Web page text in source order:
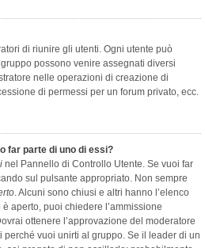
di riunire gli utenti. Ogni utente può
possono venire assegnati diversi
nelle operazioni di creazione di
di permessi per un forum privato, ecc.
far parte di uno di essi?
nel Pannello di Controllo Utente. Se vuoi far
sul pulsante appropriato. Non sempre
. Alcuni sono chiusi e altri hanno l’elenco
aperto, puoi chiedere l’ammissione
ottenere l’approvazione del moderatore
vuoi unirti al gruppo. Se il leader di un